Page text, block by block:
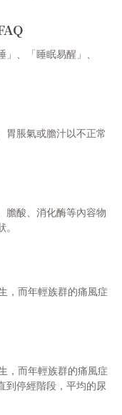
、「睡眠易醒」、
胃脹氣或膽汁以不正常
膽酸、消化酶等內容物
，而年輕族群的痛風症
，而年輕族群的痛風症
到停經階段，平均的尿